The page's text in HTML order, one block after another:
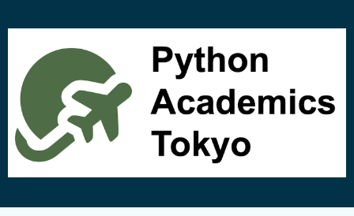
ン
ン
ツ
へ
キ
ッ
プ